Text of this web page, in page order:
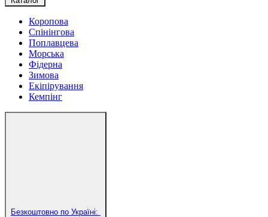
Коропова
Спінінгова
Поплавцева
Морська
Фідерна
Зимова
Екіпірування
Кемпінг
Безкоштовно по Україні: